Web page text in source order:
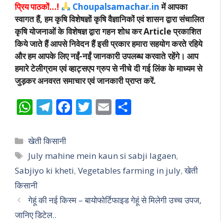
प्रिय पाठकों…! Choupalsamachar.inमें आपका
स्वागत हैं, हम कृषि विशेषज्ञों कृषि वैज्ञानिकों एवं शासन द्वारा संचालित
कृषि योजनाओं के विशेषज्ञ द्वारा गहन शोध कर Article प्रकाशित
किये जाते हैं आपसे निवेदन हैं इसी प्रकार हमारा सहयोग करते रहिये
और हम आपके लिए नईं-नईं जानकारी उपलब्ध करवाते रहेंगे। आप
हमारे टेलीग्राम एवं व्हाट्सएप ग्रुप से नीचे दी गई लिंक के माध्यम से
जुड़कर अनवरत समाचार एवं जानकारी प्राप्त करें.
W
at
s
A
p
p
T
e
gr
a
F
b
o
k
T
er
E
l e
Categories
खेती किसानी
Tags
July mahine mein kaun si sabji lagaen,
Sabjiyo ki kheti, Vegetables farming in july,खेती
किसानी
गेहूं की नई किस्म – बायोफोर्टिफाइड गेहूं से मिलेगी उच्च उपज,
जानिए डिटेल..